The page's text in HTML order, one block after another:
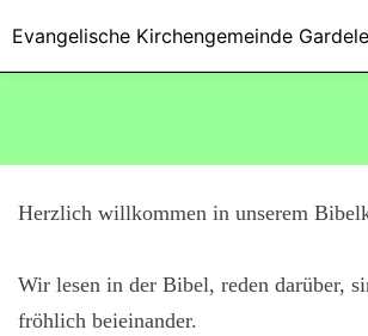
Herzlich willkommen in unserem
Wir lesen in der Bibel, reden darüber,
fröhlich beieinander.